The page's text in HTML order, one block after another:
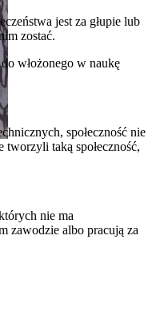
jest za głupie lub
zostać.
włożonego w naukę
społeczność nie
taką społeczność,
nie ma
zawodzie albo pracują za